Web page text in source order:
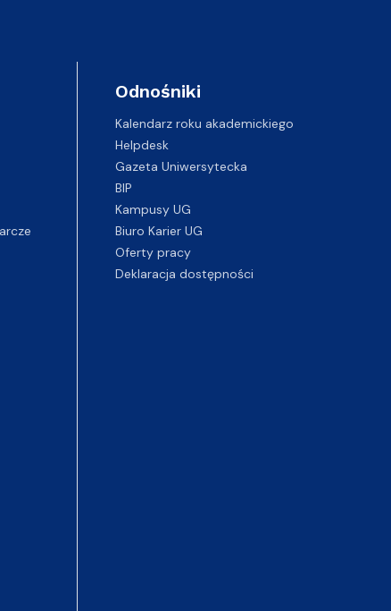
Odnośniki
Kalendarz roku akademickiego
Helpdesk
Gazeta Uniwersytecka
BIP
Kampusy UG
Biuro Karier UG
Oferty pracy
Deklaracja dostępności